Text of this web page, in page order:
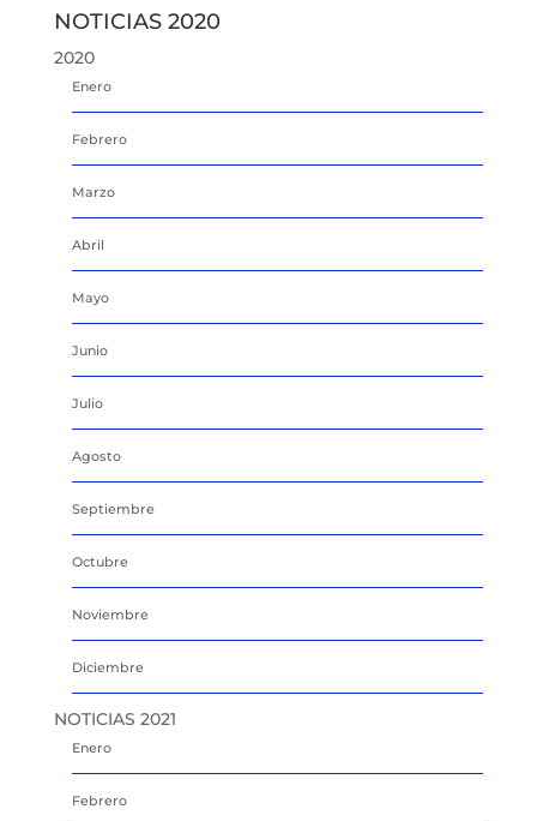
NOTICIAS 2020
2020
Enero
Febrero
Marzo
Abril
Mayo
Junio
Julio
Agosto
Septiembre
Octubre
Noviembre
Diciembre
NOTICIAS 2021
Enero
Febrero